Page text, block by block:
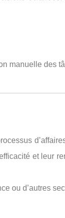
manuelle des
et leur
ou d’autres